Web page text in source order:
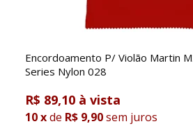
Encordoamento P/ Violão Martin
Series Nylon 028
R$ 89,10
10xde R$ 9,90sem juros